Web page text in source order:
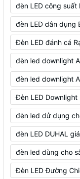
đèn LED công suất
đèn LED dân dụng
Đèn LED đánh cá
đèn led downlight
đèn led downlight
Đèn LED Downlight
đèn led dử dụng
đèn LED DUHAL
đèn led dùng cho
Đèn LED Đường